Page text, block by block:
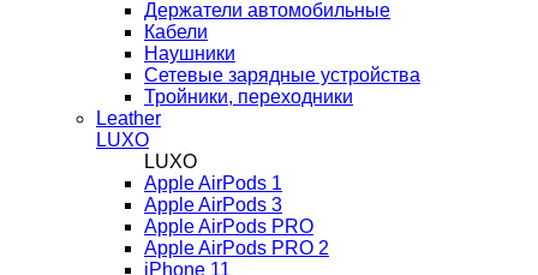
Держатели автомобильные
Кабели
Наушники
Сетевые зарядные устройства
Тройники, переходники
Leather
LUXO
LUXO
Apple AirPods 1
Apple AirPods 3
Apple AirPods PRO
Apple AirPods PRO 2
iPhone 11